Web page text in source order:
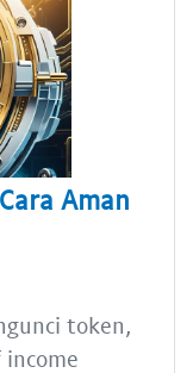
Aman
token,